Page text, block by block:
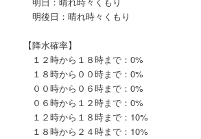
明後日：晴れ時々くもり
【降水確率】
１２時から１８時まで：0%
１８時から００時まで：0%
００時から０６時まで：0%
０６時から１２時まで：0%
１２時から１８時まで：10%
１８時から２４時まで：10%